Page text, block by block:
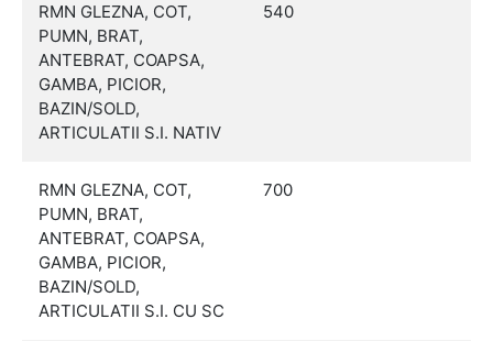
RMN GLEZNA, COT,
PUMN, BRAT,
ANTEBRAT, COAPSA,
GAMBA, PICIOR,
BAZIN/SOLD,
ARTICULATII S.I. NATIV
540
RMN GLEZNA, COT,
PUMN, BRAT,
ANTEBRAT, COAPSA,
GAMBA, PICIOR,
BAZIN/SOLD,
ARTICULATII S.I. CU SC
700